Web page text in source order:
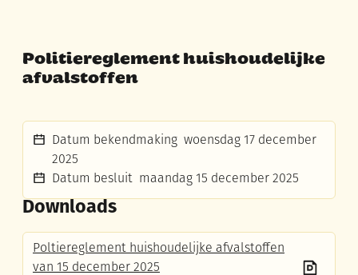
Politiereglement huishoudelijke
afvalstoffen
Datum bekendmaking woensdag 17 december
2025
Datum besluit maandag 15 december 2025
Downloads
Poltiereglement huishoudelijke afvalstoffen
van 15 december 2025